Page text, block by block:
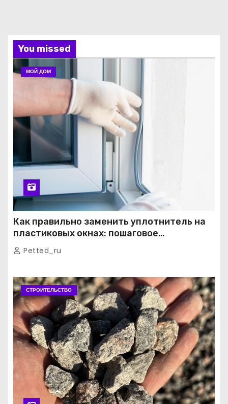
You missed
МОЙ ДОМ
Как правильно заменить уплотнитель на
пластиковых окнах: пошаговое
руководство от экспертов
Petted_ru
СТРОИТЕЛЬСТВО